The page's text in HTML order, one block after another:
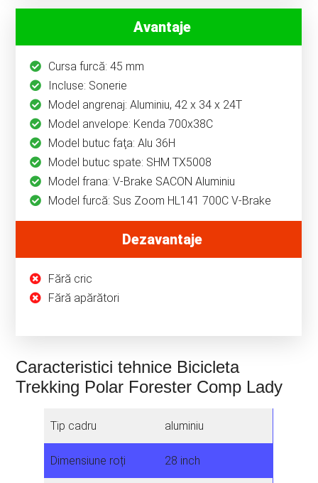
Avantaje
Cursa furcă: 45 mm
Incluse: Sonerie
Model angrenaj: Aluminiu, 42 x 34 x 24T
Model anvelope: Kenda 700x38C
Model butuc faţa: Alu 36H
Model butuc spate: SHM TX5008
Model frana: V-Brake SACON Aluminiu
Model furcă: Sus Zoom HL141 700C V-Brake
Dezavantaje
Fără cric
Fără apărători
Caracteristici tehnice Bicicleta
Trekking Polar Forester Comp Lady
Tip cadru aluminiu
Dimensiune roți 28 inch